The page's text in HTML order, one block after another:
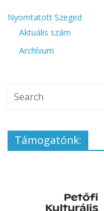
Nyomtatott Szeged
Aktuális szám
Archívum
Támogatónk: